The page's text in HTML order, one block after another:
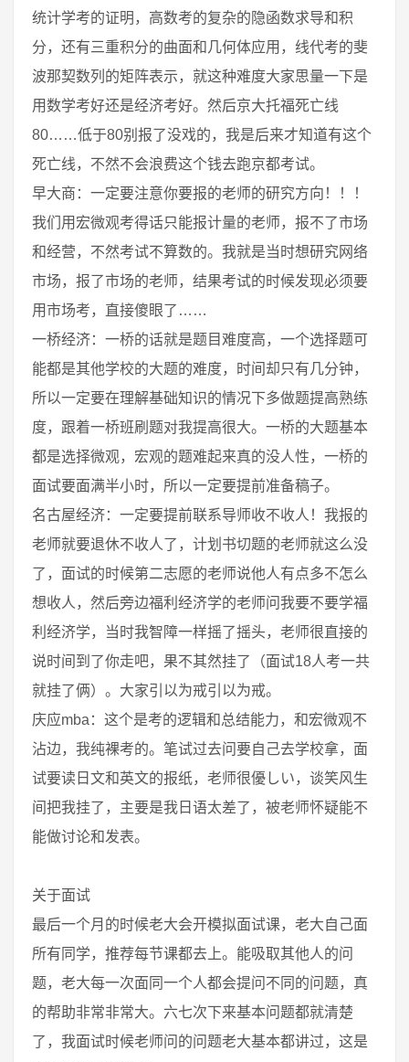
统计学考的证明，高数考的复杂的隐函数求导和积
分，还有三重积分的曲面和几何体应用，线代考的斐
波那契数列的矩阵表示，就这种难度大家思量一下是
用数学考好还是经济考好。然后京大托福死亡线
80……低于80别报了没戏的，我是后来才知道有这个
死亡线，不然不会浪费这个钱去跑京都考试。
早大商：一定要注意你要报的老师的研究方向！！！
我们用宏微观考得话只能报计量的老师，报不了市场
和经营，不然考试不算数的。我就是当时想研究网络
市场，报了市场的老师，结果考试的时候发现必须要
用市场考，直接傻眼了……
一桥经济：一桥的话就是题目难度高，一个选择题可
能都是其他学校的大题的难度，时间却只有几分钟，
所以一定要在理解基础知识的情况下多做题提高熟练
度，跟着一桥班刷题对我提高很大。一桥的大题基本
都是选择微观，宏观的题难起来真的没人性，一桥的
面试要面满半小时，所以一定要提前准备稿子。
名古屋经济：一定要提前联系导师收不收人！我报的
老师就要退休不收人了，计划书切题的老师就这么没
了，面试的时候第二志愿的老师说他人有点多不怎么
想收人，然后旁边福利经济学的老师问我要不要学福
利经济学，当时我智障一样摇了摇头，老师很直接的
说时间到了你走吧，果不其然挂了（面试18人考一共
就挂了俩）。大家引以为戒引以为戒。
庆应mba：这个是考的逻辑和总结能力，和宏微观不
沾边，我纯裸考的。笔试过去问要自己去学校拿，面
试要读日文和英文的报纸，老师很優しい，谈笑风生
间把我挂了，主要是我日语太差了，被老师怀疑能不
能做讨论和发表。
关于面试
最后一个月的时候老大会开模拟面试课，老大自己面
所有同学，推荐每节课都去上。能吸取其他人的问
题，老大每一次面同一个人都会提问不同的问题，真
的帮助非常非常大。六七次下来基本问题都就清楚
了，我面试时候老师问的问题老大基本都讲过，这是